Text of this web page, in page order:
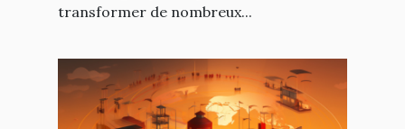
transformer de nombreux...